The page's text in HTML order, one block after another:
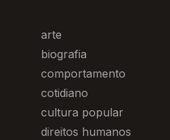
arte
biografia
comportamento
cotidiano
cultura popular
direitos humanos